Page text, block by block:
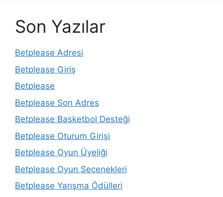
Son Yazılar
Betplease Adresi
Betplease Giriş
Betplease
Betplease Son Adres
Betplease Basketbol Desteği
Betplease Oturum Girişi
Betplease Oyun Üyeliği
Betplease Oyun Seçenekleri
Betplease Yarışma Ödülleri